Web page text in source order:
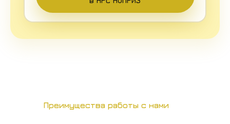
Преимущества работы с нами